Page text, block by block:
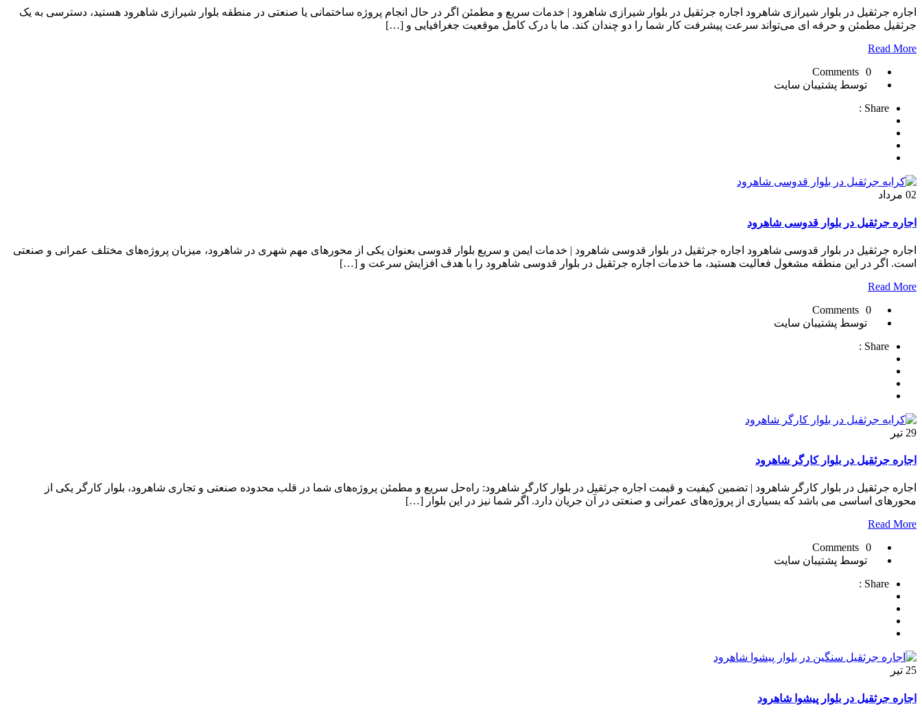
اجاره جرثقیل در بلوار شیرازی شاهرود اجاره جرثقیل در بلوار شیرازی شاهرود | خدمات سریع و مطمئن اگر در حال انجام پروژه ساختمانی یا صنعتی در منطقه بلوار شیرازی شاهرود هستید، دسترسی به یک
جرثقیل مطمئن و حرفه ای می‌تواند سرعت پیشرفت کار شما را دو چندان کند. ما با درک کامل موقعیت جغرافیایی و […]
Read More
0 Comments
توسط پشتیبان سایت
Share :
02 مرداد
اجاره جرثقیل در بلوار قدوسی شاهرود
اجاره جرثقیل در بلوار قدوسی شاهرود اجاره جرثقیل در بلوار قدوسی شاهرود | خدمات ایمن و سریع بلوار قدوسی بعنوان یکی از محورهای مهم شهری در شاهرود، میزبان پروژه‌های مختلف عمرانی و صنعتی
است. اگر در این منطقه مشغول فعالیت هستید، ما خدمات اجاره جرثقیل در بلوار قدوسی شاهرود را با هدف افزایش سرعت و […]
Read More
0 Comments
توسط پشتیبان سایت
Share :
29 تیر
اجاره جرثقیل در بلوار کارگر شاهرود
اجاره جرثقیل در بلوار کارگر شاهرود | تضمین کیفیت و قیمت اجاره جرثقیل در بلوار کارگر شاهرود: راه‌حل سریع و مطمئن پروژه‌های شما در قلب محدوده صنعتی و تجاری شاهرود، بلوار کارگر یکی از
محورهای اساسی می باشد که بسیاری از پروژه‌های عمرانی و صنعتی در آن جریان دارد. اگر شما نیز در این بلوار […]
Read More
0 Comments
توسط پشتیبان سایت
Share :
25 تیر
اجاره جرثقیل در بلوار پیشوا شاهرود